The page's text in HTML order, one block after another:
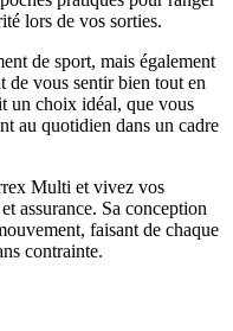
lors de vos sorties.
de sport, mais également
de vous sentir bien tout en
un choix idéal, que vous
au quotidien dans un cadre
Multi et vivez vos
assurance. Sa conception
faisant de chaque
contrainte.